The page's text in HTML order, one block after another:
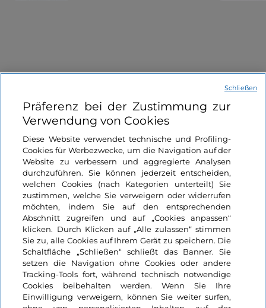
Informationen über die Seite
Nützliche Links
Login
Bleiben wir in Kontakt
Präferenz bei der Zustimmung zur
Verwendung von Cookies
Diese Website verwendet technische und Profiling-
Cookies für Werbezwecke, um die Navigation auf der
Website zu verbessern und aggregierte Analysen
durchzuführen. Sie können jederzeit entscheiden,
welchen Cookies (nach Kategorien unterteilt) Sie
zustimmen, welche Sie verweigern oder widerrufen
möchten, indem Sie auf den entsprechenden
Abschnitt zugreifen und auf „Cookies anpassen“
klicken. Durch Klicken auf „Alle zulassen“ stimmen
Sie zu, alle Cookies auf Ihrem Gerät zu speichern. Die
Schaltfläche „Schließen“ schließt das Banner. Sie
setzen die Navigation ohne Cookies oder andere
Tracking-Tools fort, während technisch notwendige
Cookies beibehalten werden. Wenn Sie Ihre
Einwilligung verweigern, können Sie weiter surfen,
Schließen